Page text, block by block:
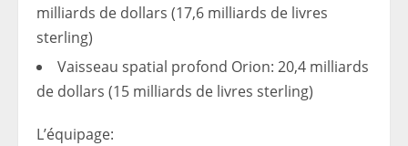
milliards de dollars (17,6 milliards de livres
sterling)
Vaisseau spatial profond Orion: 20,4 milliards
de dollars (15 milliards de livres sterling)
L’équipage: